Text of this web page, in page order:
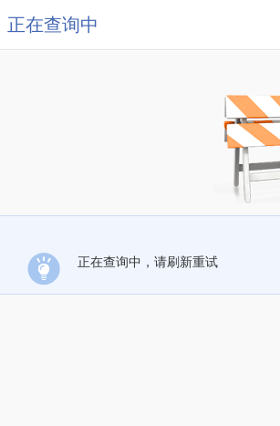
正在查询中
正在查询中，请刷新重试